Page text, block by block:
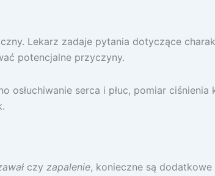
Lekarz zadaje pytania dotyczące
potencjalne przyczyny.
osłuchiwanie serca i płuc, pomiar
czy zapalenie, konieczne są dodatkowe